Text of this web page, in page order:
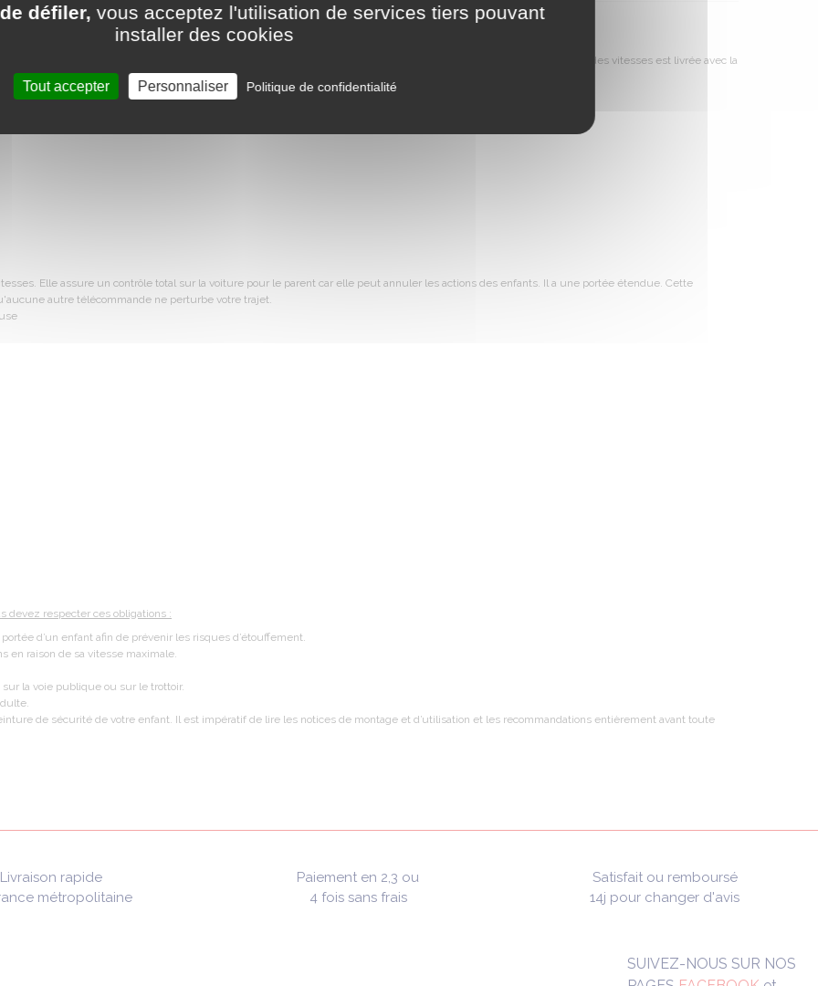
Vert - Pack Luxe
accueillir 2 enfants. Pour les parents un peu stressés, une télécommande 2,4 Ghz avec frein d'urgence et sélection des vitesses est livrée avec la
Elle assure un contrôle total sur la voiture pour le parent car elle peut annuler les actions des enfants. Il a une portée étendue. Cette
autre télécommande ne perturbe votre trajet.
devez respecter ces obligations :
d’un enfant afin de prévenir les risques d’étouffement.
en raison de sa vitesse maximale.
la voie publique ou sur le trottoir.
de sécurité de votre enfant. Il est impératif de lire les notices de montage et d’utilisation et les recommandations entièrement avant toute
Livraison rapide
métropolitaine
Paiement en 2,3 ou
4 fois sans frais
Satisfait ou remboursé
14j pour changer d'avis
SUIVEZ-NOUS SUR NOS
défiler, vous acceptez l'utilisation de services tiers pouvant
installer des cookies
Tout accepter Personnaliser Politique de confidentialité